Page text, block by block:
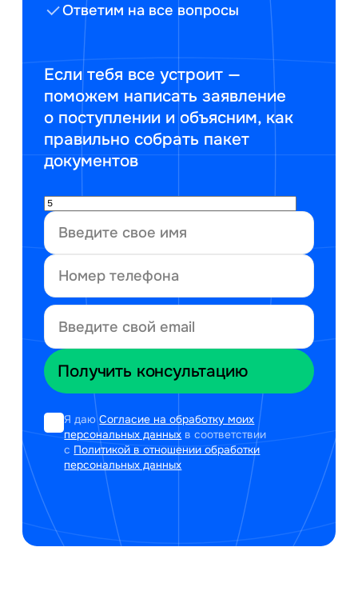
Ответим на все вопросы
Если тебя все устроит —
поможем написать заявление
о поступлении и объясним, как
правильно собрать пакет
документов
Я даюСогласие на обработку моих
персональных данных в соответствии
с Политикой в отношении обработки
персональных данных